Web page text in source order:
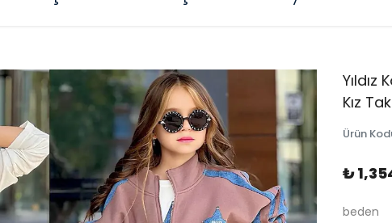
Yıldız
Kız
Ürün
₺
beden